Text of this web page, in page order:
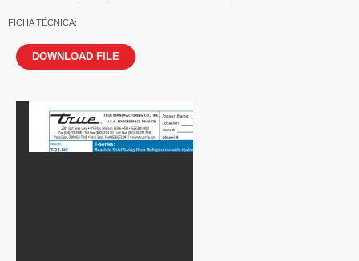
FICHA TÉCNICA:
DOWNLOAD FILE